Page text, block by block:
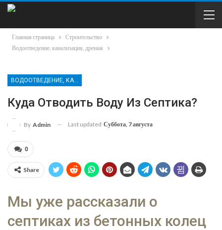
Главная страница
Строительство
Водоотведение, канализация, дренаж
Куда Отводить Воду Из Септика?
By Admin Last updated Суббота, 7 августа
0
Share
Мы уже рассказали о
септиках из бетонных колец